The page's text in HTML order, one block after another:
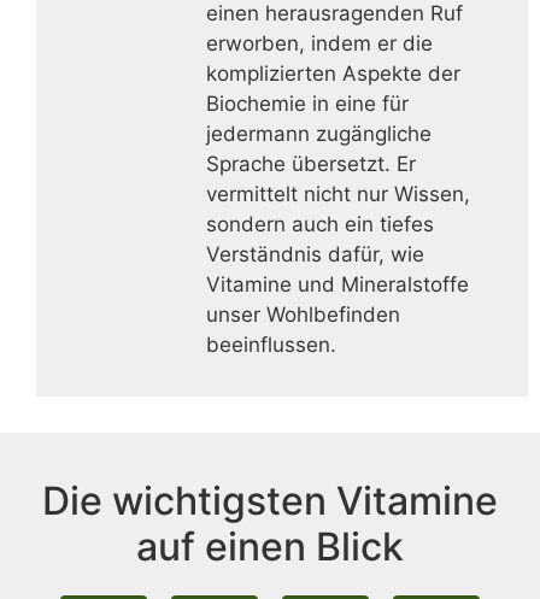
einen herausragenden Ruf
erworben, indem er die
komplizierten Aspekte der
Biochemie in eine für
jedermann zugängliche
Sprache übersetzt. Er
vermittelt nicht nur Wissen,
sondern auch ein tiefes
Verständnis dafür, wie
Vitamine und Mineralstoffe
unser Wohlbefinden
beeinflussen.
Die wichtigsten Vitamine
auf einen Blick